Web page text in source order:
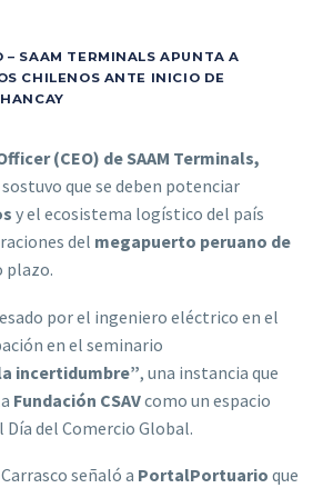
– SAAM TERMINALS APUNTA A
CHILENOS ANTE INICIO DE
(CEO) de SAAM Terminals,
sostuvo que se deben potenciar
y el ecosistema logístico del país
del megapuerto peruano de
plazo.
por el ingeniero eléctrico en el
en el seminario
incertidumbre”, una instancia que
Fundación CSAVcomo un espacio
del Comercio Global.
señaló a PortalPortuario que